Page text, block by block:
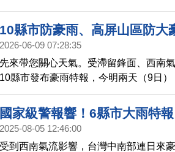
風沿台灣東部外海北上，鋒面接近及西
降雨最為劇烈。
10縣市防豪雨、高屏山區防大
2026-06-09 07:28:35
先來帶您關心天氣。受滯留鋒面、西南
10縣市發布豪雨特報，今明兩天（9日）
西半部、宜蘭及花東山區有大雨或豪雨
雨以上等級降雨。星期四鋒面逐漸南移
國家級警報響！6縣市大雨特
2025-08-05 12:46:00
受到西南氣流影響，台灣中南部連日來